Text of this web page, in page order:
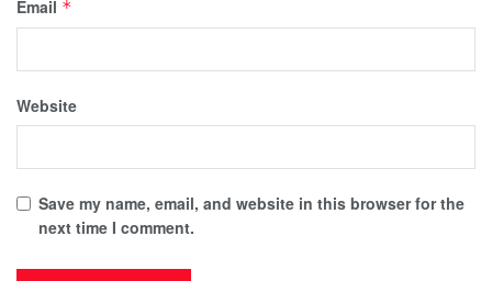
Email *
Website
Save my name, email, and website in this browser for the
next time I comment.